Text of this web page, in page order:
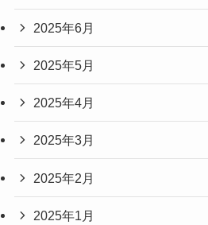
2025年6月
2025年5月
2025年4月
2025年3月
2025年2月
2025年1月